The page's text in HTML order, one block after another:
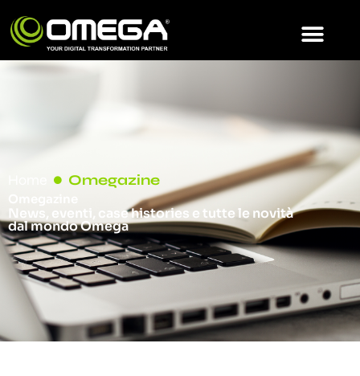
Omegazine
News, eventi, case histories e tutte le novità
dal mondo Omega